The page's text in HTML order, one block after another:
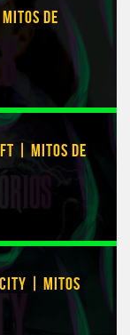
DE
| MITOS DE
| MITOS